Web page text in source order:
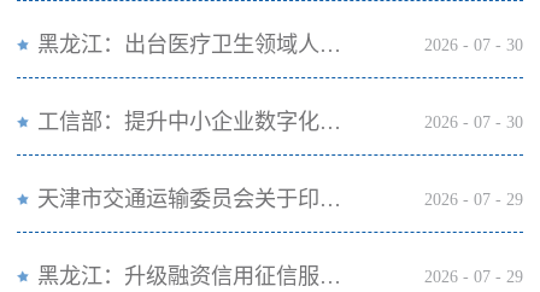
黑龙江：出台医疗卫生领域人工智能应用工作实施方案 2026 - 07 - 30
工信部：提升中小企业数字化转型服务供给 2026 - 07 - 30
天津市交通运输委员会关于印发天津市机动车驾驶员培训机构及教练员综合信用评价管理办法的通知 2026 - 07 - 29
黑龙江：升级融资信用征信服务平台，打通中小微企业融资快车道 2026 - 07 - 29